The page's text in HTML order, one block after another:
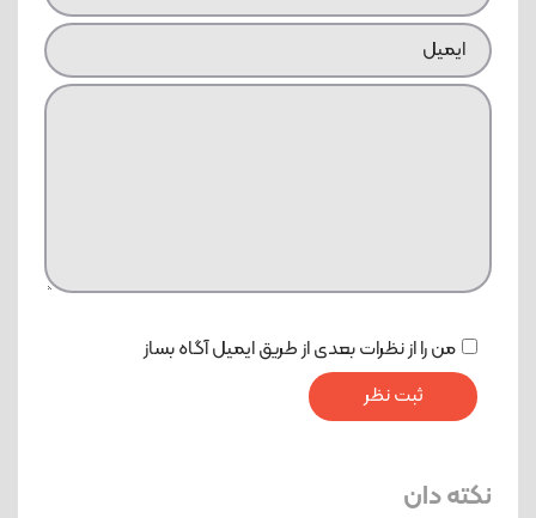
من را از نظرات بعدی از طریق ایمیل آگاه بساز
نکته دان